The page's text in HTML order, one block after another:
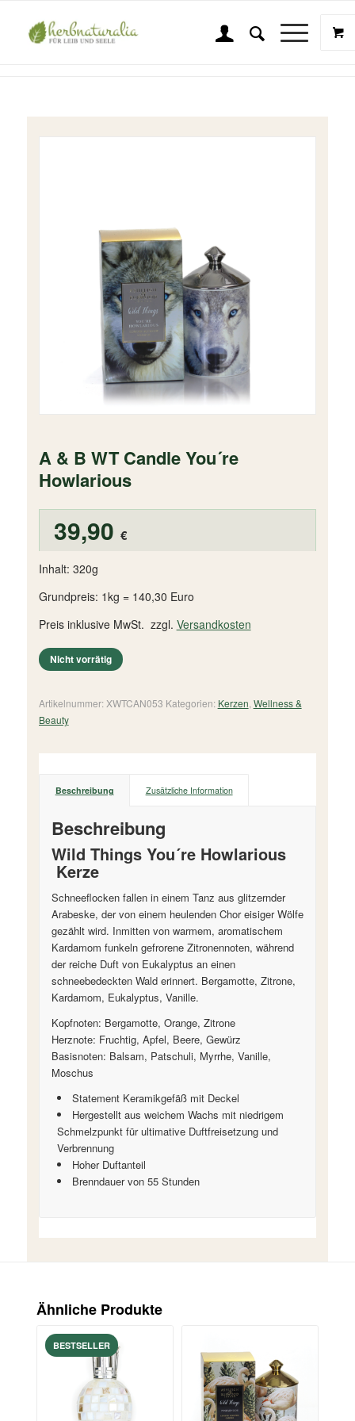
Shop
Sie sind hier: Startseite Wellness & Beauty Kerzen
A & B WT Candle You´re
Howlarious
39,90 €
Inhalt: 320g
Grundpreis: 1kg = 140,30 Euro
Preis inklusive MwSt. zzgl. Versandkosten
Nicht vorrätig
Artikelnummer: XWTCAN053 Kategorien: Kerzen Wellness &
Beauty
Beschreibung Zusätzliche Information
Beschreibung
Wild Things You´re Howlarious
Kerze
Schneeflocken fallen in einem Tanz aus glitzernder
Arabeske, der von einem heulenden Chor eisiger Wölfe
gezählt wird. Inmitten von warmem, aromatischem
Kardamom funkeln gefrorene Zitronennoten, während
der reiche Duft von Eukalyptus an einen
schneebedeckten Wald erinnert. Bergamotte, Zitrone,
Kardamom, Eukalyptus, Vanille.
Kopfnoten: Bergamotte, Orange, Zitrone
Herznote: Fruchtig, Apfel, Beere, Gewürz
Basisnoten: Balsam, Patschuli, Myrrhe, Vanille,
Moschus
Statement Keramikgefäß mit Deckel
Hergestellt aus weichem Wachs mit niedrigem
Schmelzpunkt für ultimative Duftfreisetzung und
Verbrennung
Hoher Duftanteil
Brenndauer von 55 Stunden
Ähnliche Produkte